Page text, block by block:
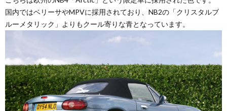
国内ではベリーサやMPVに採用されており、NB2の「クリスタルブ
ルーメタリック」よりもクール寄りな青となっています。